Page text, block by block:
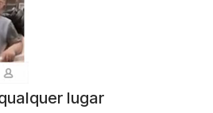
lugar